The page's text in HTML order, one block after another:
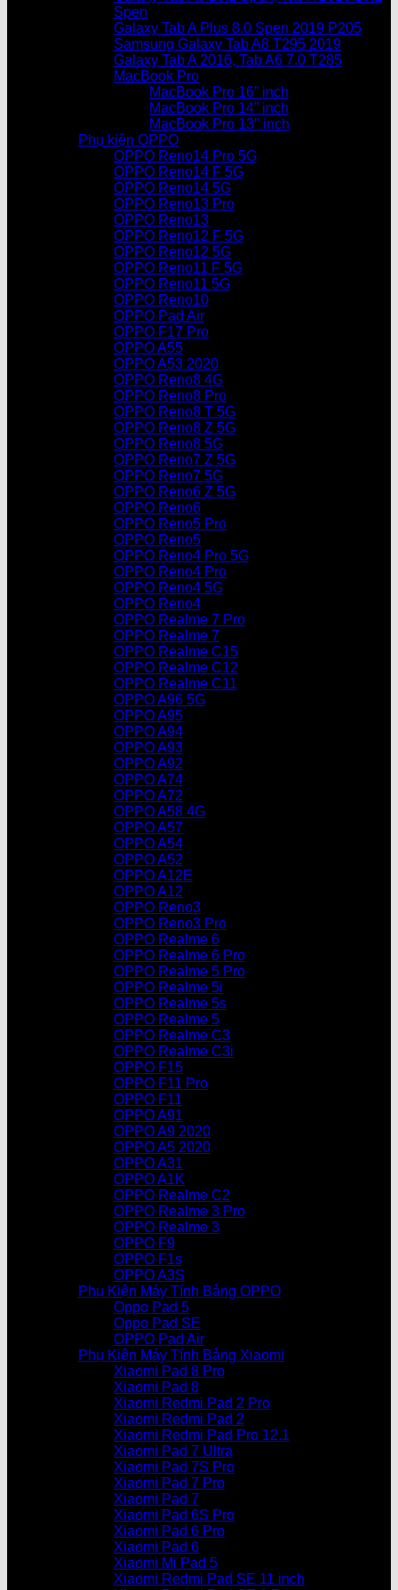
Spen
Galaxy Tab A Plus 8.0 Spen 2019 P205
Samsung Galaxy Tab A8 T295 2019
Galaxy Tab A 2016, Tab A6 7.0 T285
MacBook Pro
MacBook Pro 16” inch
MacBook Pro 14” inch
MacBook Pro 13″ inch
Phụ kiện OPPO
OPPO Reno14 Pro 5G
OPPO Reno14 F 5G
OPPO Reno14 5G
OPPO Reno13 Pro
OPPO Reno13
OPPO Reno12 F 5G
OPPO Reno12 5G
OPPO Reno11 F 5G
OPPO Reno11 5G
OPPO Reno10
OPPO Pad Air
OPPO F17 Pro
OPPO A55
OPPO A53 2020
OPPO Reno8 4G
OPPO Reno8 Pro
OPPO Reno8 T 5G
OPPO Reno8 Z 5G
OPPO Reno8 5G
OPPO Reno7 Z 5G
OPPO Reno7 5G
OPPO Reno6 Z 5G
OPPO Reno6
OPPO Reno5 Pro
OPPO Reno5
OPPO Reno4 Pro 5G
OPPO Reno4 Pro
OPPO Reno4 5G
OPPO Reno4
OPPO Realme 7 Pro
OPPO Realme 7
OPPO Realme C15
OPPO Realme C12
OPPO Realme C11
OPPO A96 5G
OPPO A95
OPPO A94
OPPO A93
OPPO A92
OPPO A74
OPPO A72
OPPO A58 4G
OPPO A57
OPPO A54
OPPO A52
OPPO A12E
OPPO A12
OPPO Reno3
OPPO Reno3 Pro
OPPO Realme 6
OPPO Realme 6 Pro
OPPO Realme 5 Pro
OPPO Realme 5i
OPPO Realme 5s
OPPO Realme 5
OPPO Realme C3
OPPO Realme C3i
OPPO F15
OPPO F11 Pro
OPPO F11
OPPO A91
OPPO A9 2020
OPPO A5 2020
OPPO A31
OPPO A1K
OPPO Realme C2
OPPO Realme 3 Pro
OPPO Realme 3
OPPO F9
OPPO F1s
OPPO A3S
Phụ Kiện Máy Tính Bảng OPPO
Oppo Pad 5
Oppo Pad SE
OPPO Pad Air
Phụ Kiện Máy Tính Bảng Xiaomi
Xiaomi Pad 8 Pro
Xiaomi Pad 8
Xiaomi Redmi Pad 2 Pro
Xiaomi Redmi Pad 2
Xiaomi Redmi Pad Pro 12.1
Xiaomi Pad 7 Ultra
Xiaomi Pad 7S Pro
Xiaomi Pad 7 Pro
Xiaomi Pad 7
Xiaomi Pad 6S Pro
Xiaomi Pad 6 Pro
Xiaomi Pad 6
Xiaomi Mi Pad 5
Xiaomi Redmi Pad SE 11 inch